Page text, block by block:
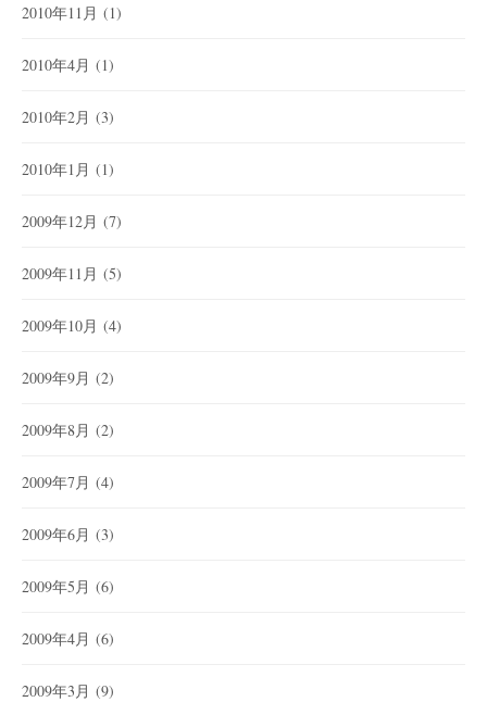
2010年11月 (1)
2010年4月 (1)
2010年2月 (3)
2010年1月 (1)
2009年12月 (7)
2009年11月 (5)
2009年10月 (4)
2009年9月 (2)
2009年8月 (2)
2009年7月 (4)
2009年6月 (3)
2009年5月 (6)
2009年4月 (6)
2009年3月 (9)